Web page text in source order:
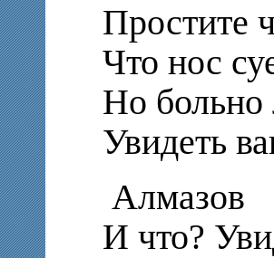
Простите
Что нос
Но
Увидеть
Алмазов
И что?